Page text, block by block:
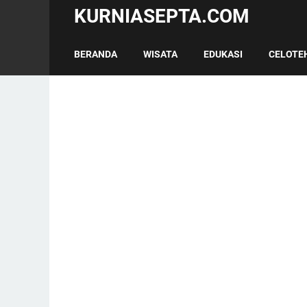
KURNIASEPTA.COM
BERANDA WISATA EDUKASI